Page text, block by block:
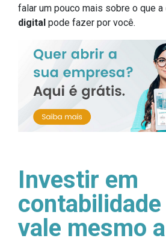
falar um pouco mais sobre o que a
digital pode fazer por você.
Investir em
contabilidade
vale mesmo